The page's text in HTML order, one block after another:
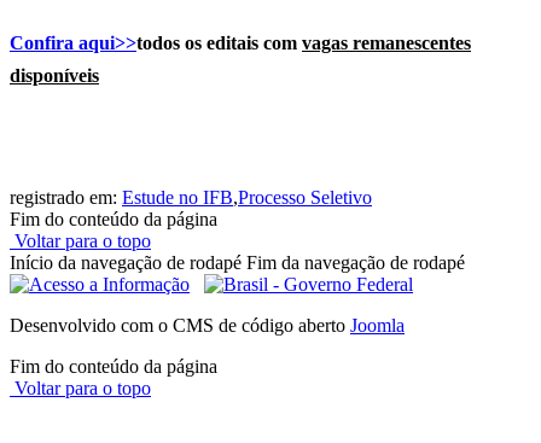
Confira aqui>>todos os editais com vagas remanescentes
disponíveis
registrado em: Estude no IFB,Processo Seletivo
Fim do conteúdo da página
Voltar para o topo
Início da navegação de rodapé Fim da navegação de rodapé
Desenvolvido com o CMS de código aberto Joomla
Fim do conteúdo da página
Voltar para o topo